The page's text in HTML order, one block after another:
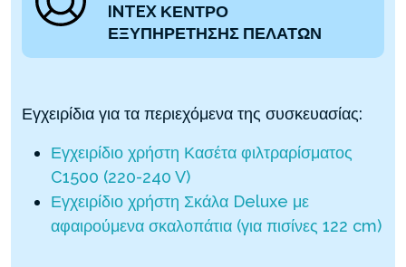
INTEX ΚΕΝΤΡΟ
ΕΞΥΠΗΡΕΤΗΣΗΣ ΠΕΛΑΤΩΝ
Εγχειρίδια για τα περιεχόμενα της συσκευασίας:
Εγχειρίδιο χρήστη Κασέτα φιλτραρίσματος
C1500 (220-240 V)
Εγχειρίδιο χρήστη Σκάλα Deluxe με
αφαιρούμενα σκαλοπάτια (για πισίνες 122 cm)